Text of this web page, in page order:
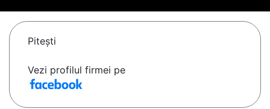
Piteşti
Vezi profilul firmei pe